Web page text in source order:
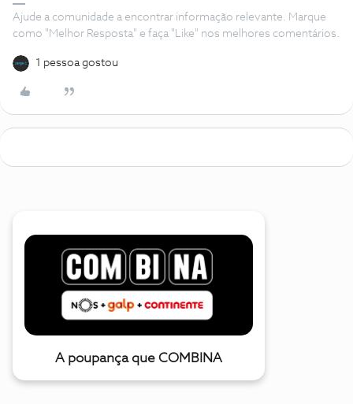
Ajude a comunidade a encontrar informação relevante. Marque
como "Melhor Resposta" e faça "Like" nos melhores comentários.
1 pessoa gostou
A poupança que COMBINA